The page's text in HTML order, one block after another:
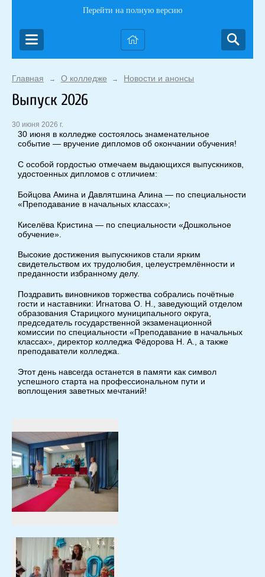
Перейти на полную версию
Главная → О колледже → Новости и анонсы
Выпуск 2026
30 июня 2026 г.
30 июня в колледже состоялось знаменательное
событие — вручение дипломов об окончании обучения!
С особой гордостью отмечаем выдающихся выпускников,
удостоенных дипломов с отличием:
Бойцова Амина и Давлятшина Алина — по специальности
«Преподавание в начальных классах»;
Киселёва Кристина — по специальности «Дошкольное
обучение».
Высокие достижения выпускников стали ярким
свидетельством их трудолюбия, целеустремлённости и
преданности избранному делу.
Поздравить виновников торжества собрались почётные
гости и наставники: Игнатова О. Н., заведующий отделом
образования Старицкого муниципального округа,
председатель государственной экзаменационной
комиссии по специальности «Преподавание в начальных
классах», директор колледжа Фёдорова Н. А., а также
преподаватели колледжа.
Этот день навсегда останется в памяти как символ
успешного старта на профессиональном пути и
воплощения заветных мечтаний!